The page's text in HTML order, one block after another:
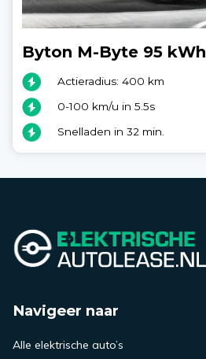
Byton M-Byte 95 kWh
Actieradius: 400 km
0-100 km/u in 5.5s
Snelladen in 32 min.
Navigeer naar
Alle elektrische auto’s